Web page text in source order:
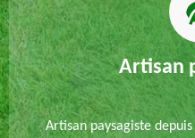
Artisan
Artisan paysagiste